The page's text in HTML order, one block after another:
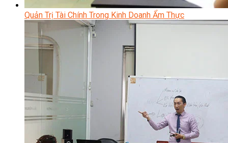
Quản Trị Tài Chính Trong Kinh Doanh Ẩm Thực